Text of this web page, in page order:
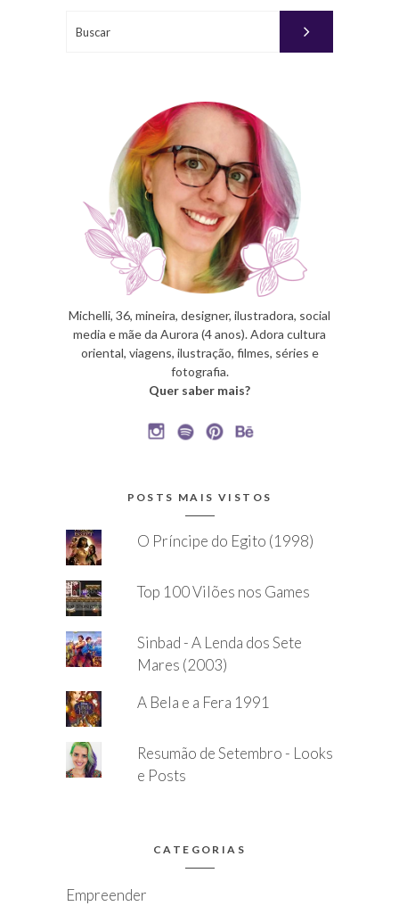
PUBLICADO
Michelli, 36, mineira, designer, ilustradora, social
media e mãe da Aurora (4 anos). Adora cultura
oriental, viagens, ilustração, filmes, séries e
fotografia.
Quer saber mais?
POSTS MAIS VISTOS
O Príncipe do Egito (1998)
Top 100 Vilões nos Games
Sinbad - A Lenda dos Sete
Mares (2003)
A Bela e a Fera 1991
Resumão de Setembro - Looks
e Posts
CATEGORIAS
Empreender